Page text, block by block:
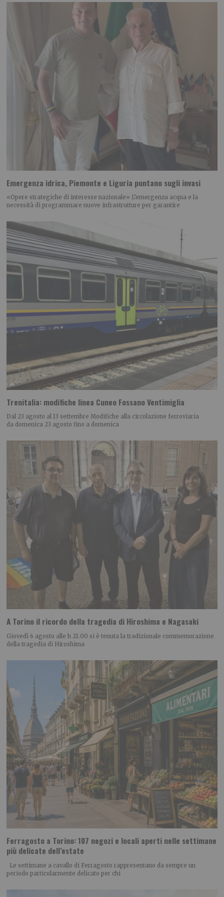
Emergenza idrica, Piemonte e Liguria puntano sugli invasi
«Opere strategiche di interesse nazionale» L’emergenza acqua e la
necessità di programmare nuove infrastrutture per garantire
Trenitalia: modifiche linea Cuneo Fossano Ventimiglia
Dal 23 agosto al 13 settembre Modifiche alla circolazione ferroviaria
da domenica 23 agosto fino a domenica
A Torino il ricordo della tragedia di Hiroshima e Nagasaki
Giovedì 6 agosto alle h 21.00 si è tenuta la tradizionale commemorazione
della tragedia di Hiroshima
Ferragosto a Torino: 107 negozi e locali aperti nelle settimane
più delicate dell’estate
Le settimane a cavallo di Ferragosto rappresentano da sempre un
periodo particolarmente delicato per chi